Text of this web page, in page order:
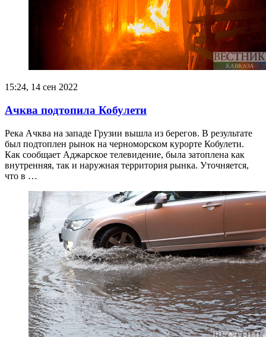
15:24, 14 сен 2022
Ачква подтопила Кобулети
Река Ачква на западе Грузии вышла из берегов. В результате
был подтоплен рынок на черноморском курорте Кобулети.
Как сообщает Аджарское телевидение, была затоплена как
внутренняя, так и наружная территория рынка. Уточняется,
что в …